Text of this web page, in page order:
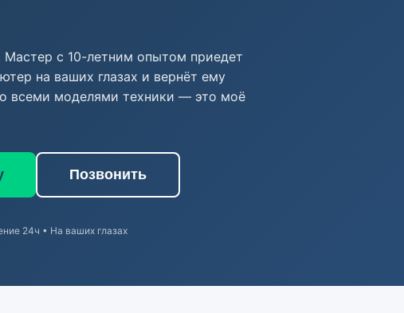
Мастер с 10-летним опытом приедет
на ваших глазах и вернёт ему
всеми моделями техники — это моё
Позвонить
24ч • На ваших глазах